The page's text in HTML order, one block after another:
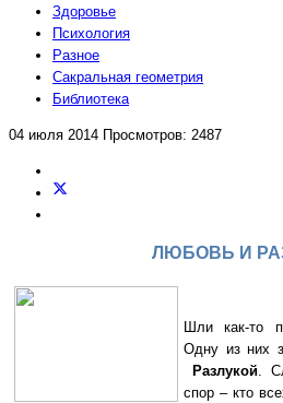
Здоровье
Психология
Разное
Сакральная геометрия
Библиотека
04 июля 2014 Просмотров: 2487
ЛЮБОВЬ И
Шли как-то
Одну из них
Разлукой.
спор – кто